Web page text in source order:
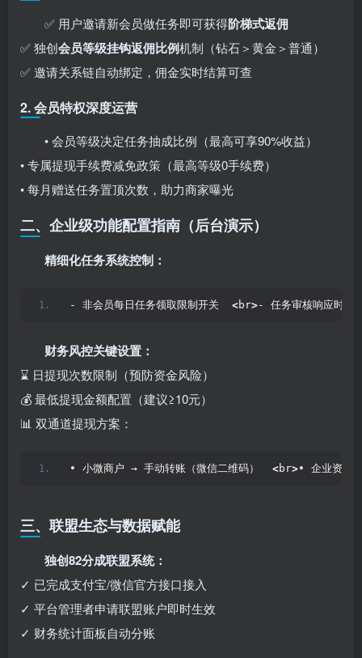
✅ 用户邀请新会员做任务即可获得阶梯式返佣
✅ 独创会员等级挂钩返佣比例机制（钻石＞黄金＞普通）
✅ 邀请关系链自动绑定，佣金实时结算可查
2. 会员特权深度运营
• 会员等级决定任务抽成比例（最高可享90%收益）
• 专属提现手续费减免政策（最高等级0手续费）
• 每月赠送任务置顶次数，助力商家曝光
二、企业级功能配置指南（后台演示）
精细化任务系统控制：​
- 非会员每日任务领取限制开关 <br>- 任务审核响应时间
财务风控关键设置：​
⌛ 日提现次数限制（预防资金风险）
💰 最低提现金额配置（建议≥10元）
📊 双通道提现方案：
• 小微商户 → 手动转账（微信二维码） <br>• 企业资质
三、联盟生态与数据赋能
独创82分成联盟系统：​
✓ 已完成支付宝/微信官方接口接入
✓ 平台管理者申请联盟账户即时生效
✓ 财务统计面板自动分账